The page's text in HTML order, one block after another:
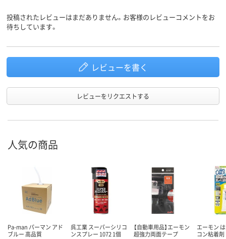
投稿されたレビューはまだありません。お客様のレビューコメントをお
待ちしています。
レビューを書く
レビューをリクエストする
人気の商品
Pa-man パーマン アド
ブルー 高品質
呉工業 スーパーシリコ
ンスプレー 1072 1個
【自動車用品】エーモン
超強力両面テープ
エーモン
コン粘着剤